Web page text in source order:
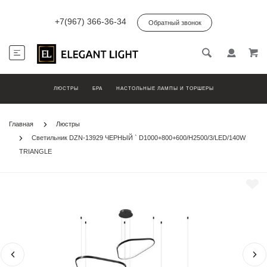
+7(967) 366-36-34 Обратный звонок
ЛЮСТРЫ БРА НАСТОЛЬНЫЕ ЛАМПЫ И ТОРШЕРЫ
Главная
Люстры
Светильник DZN-13929 ЧЕРНЫЙ ` D1000+800+600/H2500/3/LED/140W
TRIANGLE